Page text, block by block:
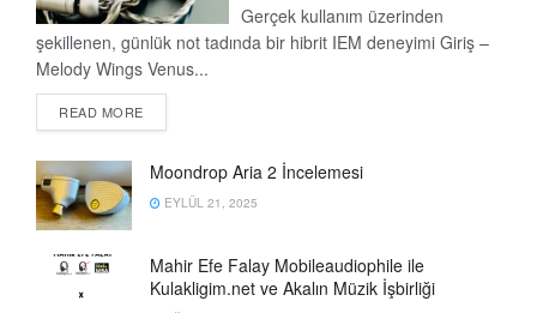
Gerçek kullanım üzerinden
şekillenen, günlük not tadında bir hibrit IEM deneyimi Giriş –
Melody Wings Venus...
READ MORE
Moondrop Aria 2 İncelemesi
EYLÜL 21, 2025
Mahir Efe Falay Mobileaudiophile ile
Kulakligim.net ve Akalın Müzik İşbirliği